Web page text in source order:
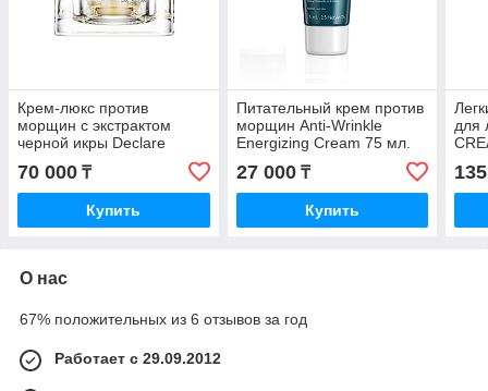
Крем-люкс против
морщин с экстрактом
черной икры Declare
Luxury Anti-Wrinkle Cream
50 мл.
70 000 ₸
Купить
Питательный крем против
морщин Anti-Wrinkle
Energizing Cream 75 мл.
27 000₸
Купить
для
О нас
67% положительных из 6 отзывов за год
Работает с 29.09.2012